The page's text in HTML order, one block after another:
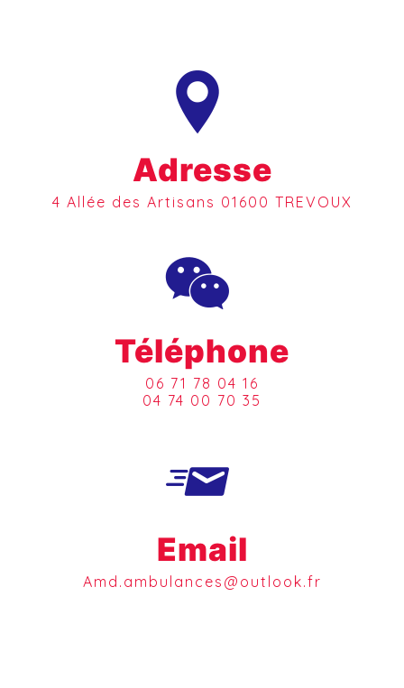
Adresse
4 Allée des Artisans 01600 TREVOUX
Téléphone
06 71 78 04 16
04 74 00 70 35
Email
amd.ambulances@outlook.fr